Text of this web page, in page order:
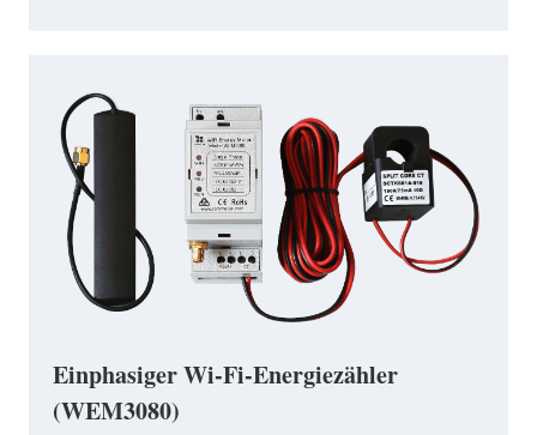
Einphasiger Wi-Fi-Energiezähler
(WEM3080)